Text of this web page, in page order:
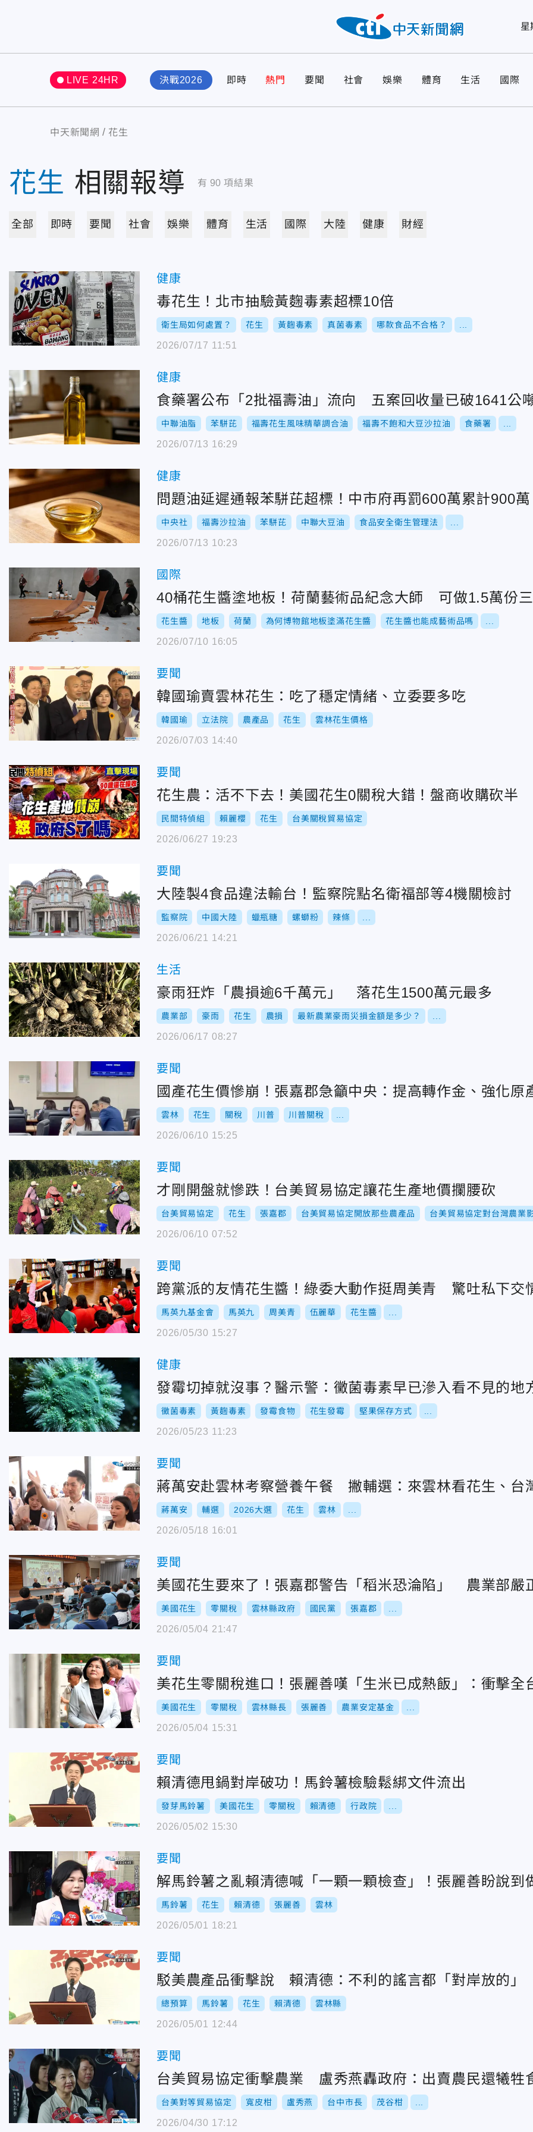
星
LIVE 24HR 決戰2026 即時 熱門 要聞 社會 娛樂 體育 生活 國際
中天新聞網 花生
花生 相關報導 有 90 項結果
全部 即時 要聞 社會 娛樂 體育 生活 國際 大陸 健康 財經
健康
毒花生！北市抽驗黃麴毒素超標10倍
衛生局如何處置？ 花生 黃麴毒素 真菌毒素 哪款食品不合格？
2026/07/17 11:51
健康
食藥署公布「2批福壽油」流向 五案回收量已破1641公
中聯油脂 苯駢芘 福壽花生風味精華調合油 福壽不飽和大豆沙拉油 食藥署
2026/07/13 16:29
健康
問題油延遲通報苯駢芘超標！中市府再罰600萬累計900萬
中央社 福壽沙拉油 苯駢芘 中聯大豆油 食品安全衛生管理法
2026/07/13 10:23
國際
40桶花生醬塗地板！荷蘭藝術品紀念大師 可做1.5萬份
花生醬 地板 荷蘭 為何博物館地板塗滿花生醬 花生醬也能成藝術品嗎
2026/07/10 16:05
要聞
韓國瑜賣雲林花生：吃了穩定情緒、立委要多吃
韓國瑜 立法院 農產品 花生 雲林花生價格
2026/07/03 14:40
要聞
花生農：活不下去！美國花生0關稅大錯！盤商收購砍半
民間特偵組 賴麗櫻 花生 台美關稅貿易協定
2026/06/27 19:23
要聞
大陸製4食品違法輸台！監察院點名衛福部等4機關檢討
監察院 中國大陸 蠟瓶糖 螺螄粉 辣條
2026/06/21 14:21
生活
豪雨狂炸「農損逾6千萬元」 落花生1500萬元最多
農業部 豪雨 花生 農損 最新農業豪雨災損金額是多少？
2026/06/17 08:27
要聞
國產花生價慘崩！張嘉郡急籲中央：提高轉作金、強化原
雲林 花生 關稅 川普 川普關稅
2026/06/10 15:25
要聞
才剛開盤就慘跌！台美貿易協定讓花生產地價攔腰砍
台美貿易協定 花生 張嘉郡 台美貿易協定開放那些農產品 台美貿易協定對台灣農業
2026/06/10 07:52
要聞
跨黨派的友情花生醬！綠委大動作挺周美青 驚吐私下交
馬英九基金會 馬英九 周美青 伍麗華 花生醬
2026/05/30 15:27
健康
發霉切掉就沒事？醫示警：黴菌毒素早已滲入看不見的地
黴菌毒素 黃麴毒素 發霉食物 花生發霉 堅果保存方式
2026/05/23 11:23
要聞
蔣萬安赴雲林考察營養午餐 撇輔選：來雲林看花生、台
蔣萬安 輔選 2026大選 花生 雲林
2026/05/18 16:01
要聞
美國花生要來了！張嘉郡警告「稻米恐淪陷」 農業部嚴
美國花生 零關稅 雲林縣政府 國民黨 張嘉郡
2026/05/04 21:47
要聞
美花生零關稅進口！張麗善嘆「生米已成熱飯」：衝擊全
美國花生 零關稅 雲林縣長 張麗善 農業安定基金
2026/05/04 15:31
要聞
賴清德甩鍋對岸破功！馬鈴薯檢驗鬆綁文件流出
發芽馬鈴薯 美國花生 零關稅 賴清德 行政院
2026/05/02 15:30
要聞
解馬鈴薯之亂賴清德喊「一顆一顆檢查」！張麗善盼說到
馬鈴薯 花生 賴清德 張麗善 雲林
2026/05/01 18:21
要聞
駁美農產品衝擊說 賴清德：不利的謠言都「對岸放的」
總預算 馬鈴薯 花生 賴清德 雲林縣
2026/05/01 12:44
要聞
台美貿易協定衝擊農業 盧秀燕轟政府：出賣農民還犧牲
台美對等貿易協定 寬皮柑 盧秀燕 台中市長 茂谷柑
2026/04/30 17:12